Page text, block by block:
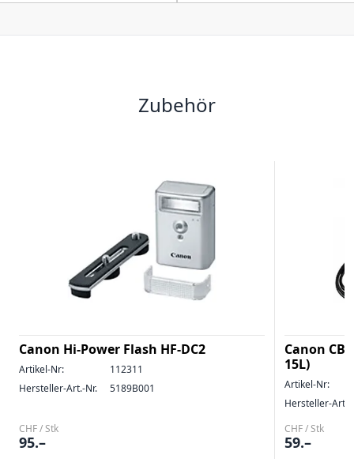
Zubehör
Canon Hi-Power Flash HF-DC2
Artikel-Nr:
112311
Hersteller-Art.-Nr.
5189B001
CHF / Stk
95.–
Canon CB-
15L)
Artikel-Nr:
Hersteller-Art.-
CHF / Stk
59.–